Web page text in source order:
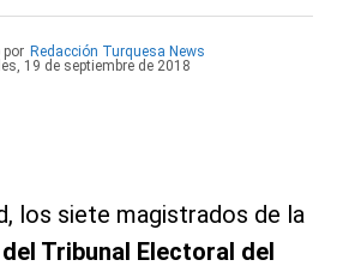
por Redacción Turquesa News
19 de septiembre de 2018
los siete magistrados de la
Tribunal Electoral del